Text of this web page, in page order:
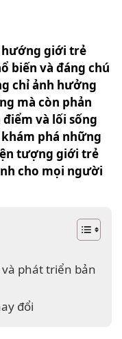
hướng giới trẻ
biến và đáng chú
chỉ ảnh hưởng
mà còn phản
và lối sống
phá những
tượng giới trẻ
cho mọi người
phát triển bản
đổi